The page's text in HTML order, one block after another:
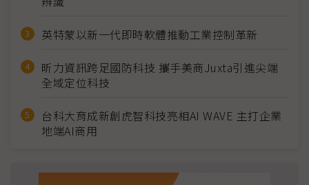
英特蒙以新一代即時軟體推動工業控制革新
昕力資訊跨足國防科技 攜手美商Juxta引進尖端
全域定位科技
台科大育成新創虎智科技亮相AI WAVE 主打企業
地端AI商用